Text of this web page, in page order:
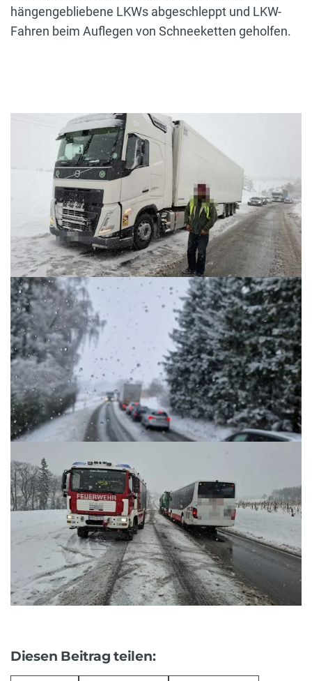
hängengebliebene LKWs abgeschleppt und LKW-
Fahren beim Auflegen von Schneeketten geholfen.
Diesen Beitrag teilen: